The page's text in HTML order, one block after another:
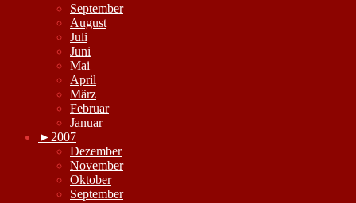
September
August
Juli
Juni
Mai
April
März
Februar
Januar
► 2007
Dezember
November
Oktober
September